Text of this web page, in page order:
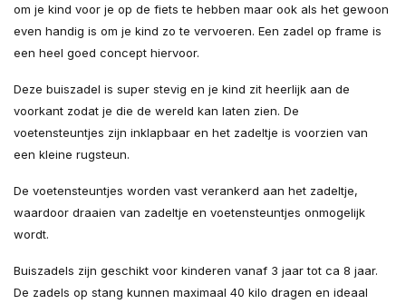
om je kind voor je op de fiets te hebben maar ook als het gewoon
even handig is om je kind zo te vervoeren. Een zadel op frame is
een heel goed concept hiervoor.
Deze buiszadel is super stevig en je kind zit heerlijk aan de
voorkant zodat je die de wereld kan laten zien. De
voetensteuntjes zijn inklapbaar en het zadeltje is voorzien van
een kleine rugsteun.
De voetensteuntjes worden vast verankerd aan het zadeltje,
waardoor draaien van zadeltje en voetensteuntjes onmogelijk
wordt.
Buiszadels zijn geschikt voor kinderen vanaf 3 jaar tot ca 8 jaar.
De zadels op stang kunnen maximaal 40 kilo dragen en ideaal